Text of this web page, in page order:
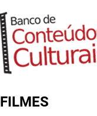
FILMES